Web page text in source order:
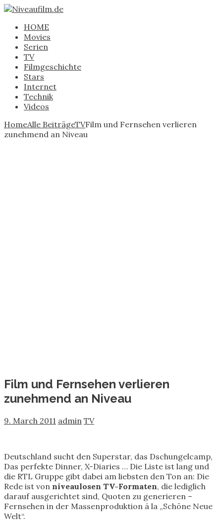
HOME
Movies
Serien
TV
Filmgeschichte
Stars
Internet
Technik
Videos
HomeAlle BeiträgeTVFilm und Fernsehen verlieren
zunehmend an Niveau
Film und Fernsehen verlieren
zunehmend an Niveau
9. March 2011 admin TV
Deutschland sucht den Superstar, das Dschungelcamp,
Das perfekte Dinner, X-Diaries … Die Liste ist lang und
die RTL Gruppe gibt dabei am liebsten den Ton an: Die
Rede ist von niveaulosen TV-Formaten, die lediglich
darauf ausgerichtet sind, Quoten zu generieren –
Fernsehen in der Massenproduktion á la „Schöne Neue
Welt“.